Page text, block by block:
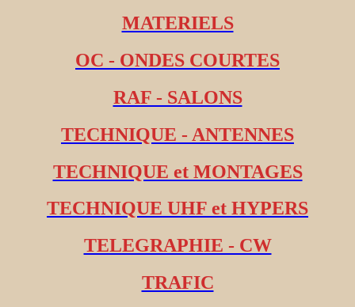
MATERIELS
OC - ONDES COURTES
RAF - SALONS
TECHNIQUE - ANTENNES
TECHNIQUE et MONTAGES
TECHNIQUE UHF et HYPERS
TELEGRAPHIE - CW
TRAFIC